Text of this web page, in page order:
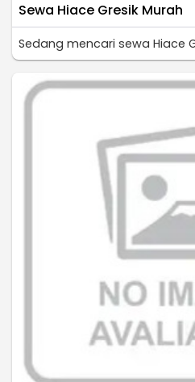
Sewa Hiace Gresik Murah
Sedang mencari sewa Hiace